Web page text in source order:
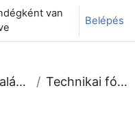
van
Belépés
Általános Technikai fórum